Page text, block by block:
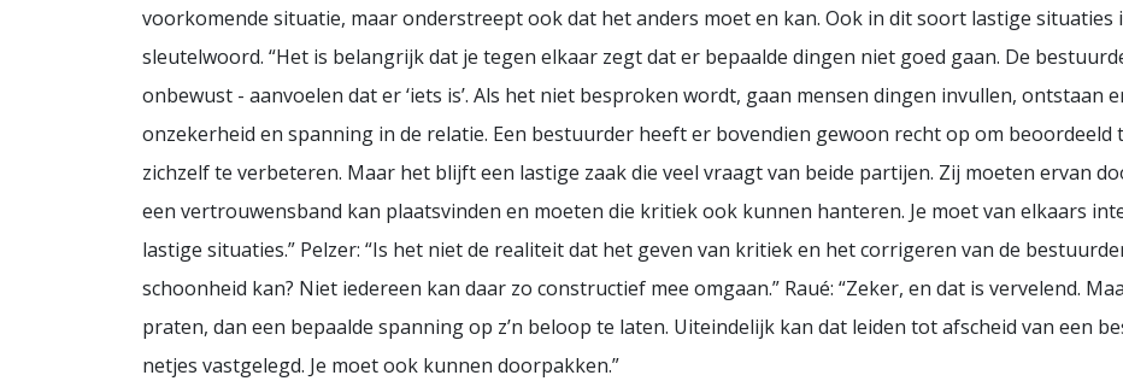
voorkomende situatie, maar onderstreept ook dat het anders moet en kan. Ook in dit soort lastige situaties
sleutelwoord. “Het is belangrijk dat je tegen elkaar zegt dat er bepaalde dingen niet goed gaan. De
onbewust - aanvoelen dat er ‘iets is’. Als het niet besproken wordt, gaan mensen dingen invullen, ontstaan
onzekerheid en spanning in de relatie. Een bestuurder heeft er bovendien gewoon recht op om beoordeeld
zichzelf te verbeteren. Maar het blijft een lastige zaak die veel vraagt van beide partijen. Zij moeten ervan
een vertrouwensband kan plaatsvinden en moeten die kritiek ook kunnen hanteren. Je moet van elkaars
lastige situaties.” Pelzer: “Is het niet de realiteit dat het geven van kritiek en het corrigeren van de
schoonheid kan? Niet iedereen kan daar zo constructief mee omgaan.” Raué: “Zeker, en dat is vervelend.
praten, dan een bepaalde spanning op z’n beloop te laten. Uiteindelijk kan dat leiden tot afscheid van een
netjes vastgelegd. Je moet ook kunnen doorpakken.”